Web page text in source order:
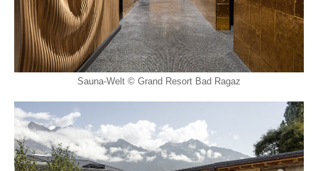
Sauna-Welt © Grand Resort Bad Ragaz